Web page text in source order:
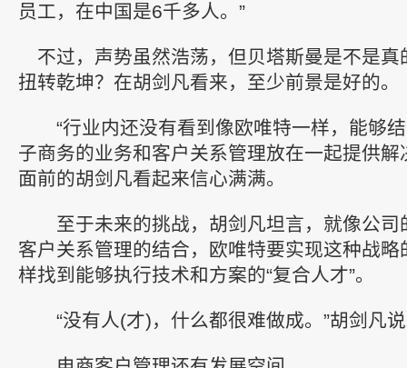
员工，在中国是6千多人。”
不过，声势虽然浩荡，但贝塔斯曼是不是真
扭转乾坤？在胡剑凡看来，至少前景是好的。
“行业内还没有看到像欧唯特一样，能够结
子商务的业务和客户关系管理放在一起提供解
面前的胡剑凡看起来信心满满。
至于未来的挑战，胡剑凡坦言，就像公司
客户关系管理的结合，欧唯特要实现这种战
样找到能够执行技术和方案的“复合人才”。
“没有人(才)，什么都很难做成。”胡剑凡